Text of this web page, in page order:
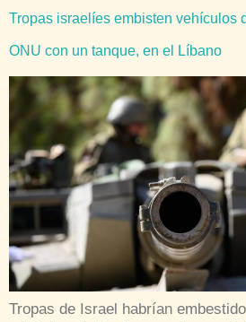
Tropas israelíes embisten vehículos
ONU con un tanque, en el Líbano
Tropas de Israel habrían